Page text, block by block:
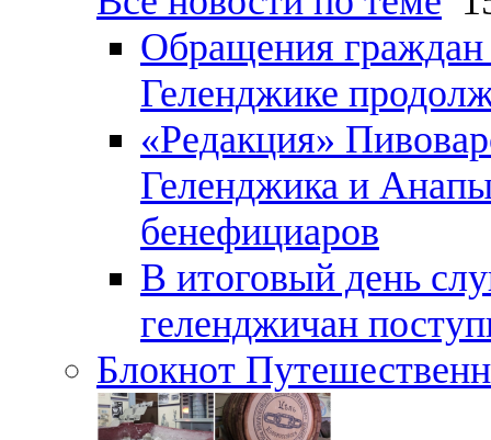
Обращения граждан
Геленджике
«Редакция»
Геленджика и
бенефициаров
В итоговый день
геленджичан
Блокнот